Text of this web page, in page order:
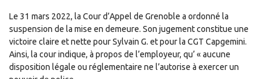
Le 31 mars 2022, la Cour d’Appel de Grenoble a ordonné la
suspension de la mise en demeure. Son jugement constitue une
victoire claire et nette pour Sylvain G. et pour la CGT Capgemini.
Ainsi, la cour indique, à propos de l’employeur, qu’ « aucune
disposition légale ou réglementaire ne l’autorise à exercer un